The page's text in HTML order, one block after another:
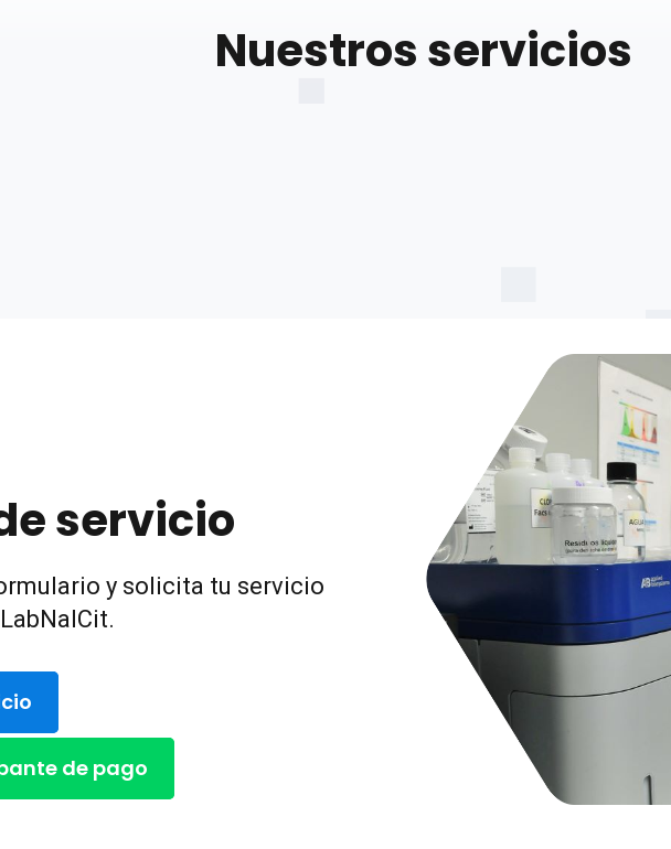
Nuestros servicios
servicio
y solicita tu servicio
de pago